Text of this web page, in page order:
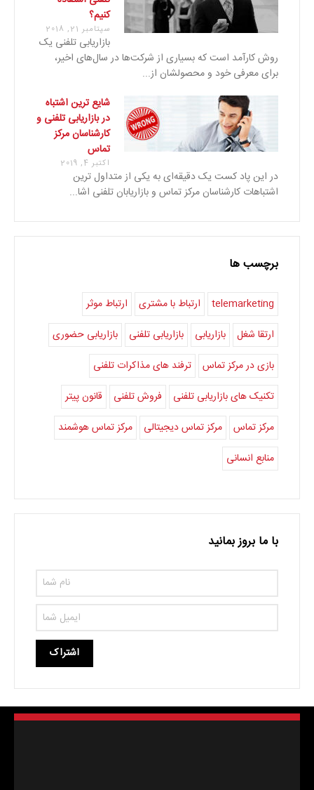
کنیم؟
سپتامبر 21, 2018
بازاریابی تلفنی یک
روش کارآمد است که بسیاری از شرکت‌ها در سال‌های اخیر،
برای معرفی خود و محصولشان از...
شایع ترین اشتباه
در بازاریابی تلفنی و
کارشناسان مرکز
تماس
اکتبر 4, 2019
در این پاد کست یک دقیقه‌ای به یکی از متداول ترین
اشتباهات کارشناسان مرکز تماس و بازاریابان تلفنی اشا...
برچسب ها
telemarketing ارتباط با مشتری
ارتباط موثر
ارتقا شغل
بازاریابی بازاریابی تلفنی
بازاریابی حضوری
بازی در مرکز تماس
ترفند های مذاکرات تلفنی
تکنیک های بازاریابی تلفنی
فروش تلفنی
قانون پیتر
مرکز تماس
مرکز تماس دیجیتالی
مرکز تماس هوشمند
منابع انسانی
با ما بروز بمانید